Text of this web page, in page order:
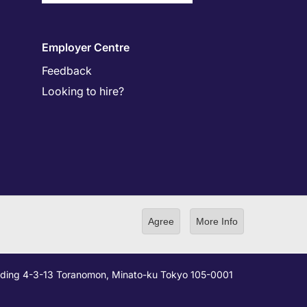
Employer Centre
Feedback
Looking to hire?
4-3-13 Toranomon, Minato-ku Tokyo 105-0001
Agree More Info